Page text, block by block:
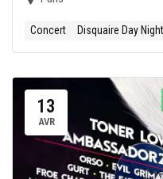
Concert Disquaire Day Night
13
AVR